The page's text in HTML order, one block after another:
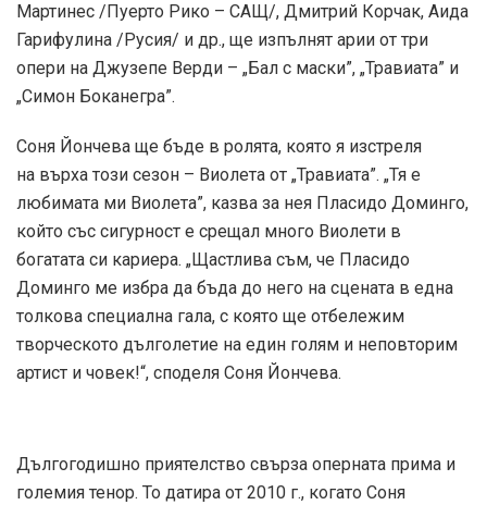
Мартинес /Пуерто Рико – САЩ/, Дмитрий Корчак, Аида
Гарифулина /Русия/ и др., ще изпълнят арии от три
опери на Джузепе Верди – „Бал с маски”, „Травиата” и
„Симон Боканегра”.
Соня Йончева ще бъде в ролята, която я изстреля
на върха този сезон – Виолета от „Травиата”. „Тя е
любимата ми Виолета”, казва за нея Пласидо Доминго,
който със сигурност е срещал много Виолети в
богатата си кариера. „Щастлива съм, че Пласидо
Доминго ме избра да бъда до него на сцената в една
толкова специална гала, с която ще отбележим
творческото дълголетие на един голям и неповторим
артист и човек!“, споделя Соня Йончева.
Дългогодишно приятелство свърза оперната прима и
големия тенор. То датира от 2010 г., когато Соня